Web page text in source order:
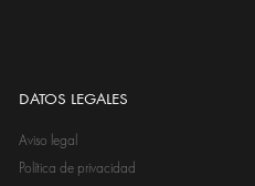
DATOS LEGALES
Aviso legal
Política de privacidad